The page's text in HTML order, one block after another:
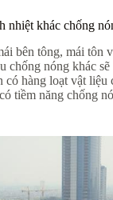
nhiệt khác chống
bên tông, mái tôn
chống nóng khác
có hàng loạt vật liệu
tiềm năng chống